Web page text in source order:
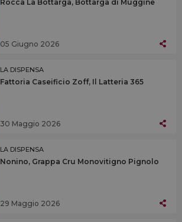
Rocca La Bottarga, Bottarga di Muggine
05 Giugno 2026
LA DISPENSA
Fattoria Caseificio Zoff, Il Latteria 365
30 Maggio 2026
LA DISPENSA
Nonino, Grappa Cru Monovitigno Pignolo
29 Maggio 2026